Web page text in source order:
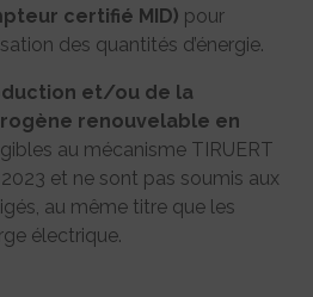
certifié MID) pour
des quantités d’énergie.
et/ou de la
renouvelable en
au mécanisme TIRUERT
et ne sont pas soumis aux
au même titre que les
électrique.